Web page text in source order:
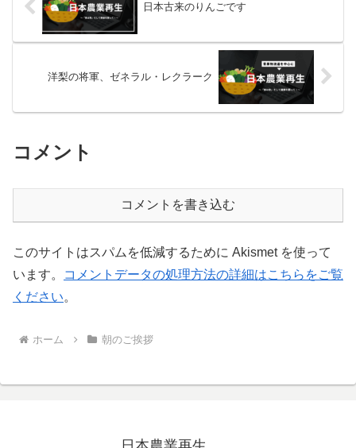
日本古来のりんごです
洋梨の将軍、ゼネラル・レクラーク
コメント
コメントを書き込む
このサイトはスパムを低減するために Akismet を使って
います。
コメントデータの処理方法の詳細はこちらをご覧
ください。
ホーム 朝のご挨拶